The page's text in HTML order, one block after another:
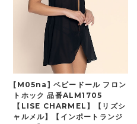
[M05na] ベビードール フロン
トホック 品番ALM1705
【LISE CHARMEL】【リズシ
ャルメル】【インポートランジ